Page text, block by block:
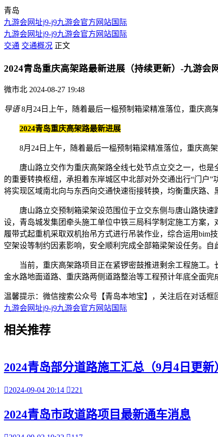
青岛
九游会网址j9-j9九游会官方网站国际
九游会网址j9-j9九游会官方网站国际
交通 交通概况 正文
2024青岛重庆高架路最新进展（持续更新）-九游会
微市北 2024-08-27 19:48
导语8月24日上午，随着最后一榀预制箱梁精准落位，重庆
2024青岛重庆高架路最新进展
8月24日上午，随着最后一榀预制箱梁精准落位，重庆高
唐山路立交作为重庆高架路全线七处节点立交之一，也是
的重要转换枢纽，承担着东岸城区中北部对外交通出行“门户
将实现区域南北向与东西向交通快速衔接转换，均衡重庆路
唐山路立交预制箱梁架设范围位于立交东侧与唐山路快速
设，青岛城发集团牵头施工单位中铁三局科学制定施工方案
履带式起重机采取双机抬吊方式进行吊装作业，综合运用bim
空架设等制约因素影响，安全顺利完成全部箱梁架设任务。
当前，重庆高架路项目正在紧锣密鼓推进剩余工程施工。
金水路地面道路、重庆路两侧道路整治等工程预计年底全面完
温馨提示：微信搜索公众号【青岛本地宝】，关注后在对话
九游会网址j9-j9九游会官方网站国际
相关推荐
2024青岛部分道路施工汇总（9月4日更新
2024-09-04 20:14 221
2024青岛市政道路项目最新通车消息